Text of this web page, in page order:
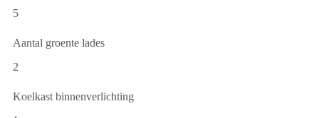
5
Aantal groente lades
2
Koelkast binnenverlichting